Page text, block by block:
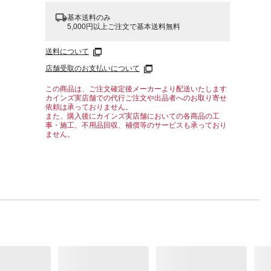
基本送料のみ
5,000円以上ご注文で基本送料無料
送料について
店舗受取のお支払いについて
この商品は、ご注文確定後メーカーより配送いたします
カインズ実店舗での代行ご注文や出品者へのお取り寄せ
依頼は承っておりません。
また、購入後にカインズ実店舗においての各商品の工
事・施工、不用品回収、補償等のサービスも承っており
ません。